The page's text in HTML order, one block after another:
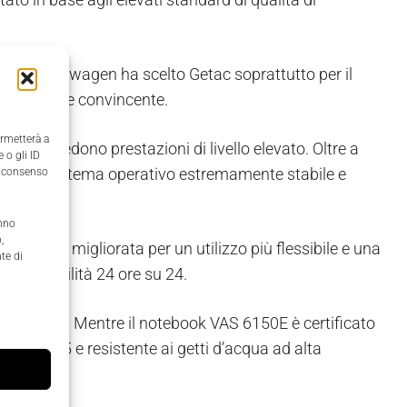
a
o gli ID
di
Volkswagen ha scelto Getac soprattutto per il
di service convincente.
che richiedono prestazioni di livello elevato. Oltre a
un sistema operativo estremamente stabile e
migliorata per un utilizzo più flessibile e una
disponibilità 24 ore su 24.
os
tili. Mentre il notebook VAS 6150E è certificato
IP65 e resistente ai getti d’acqua ad alta